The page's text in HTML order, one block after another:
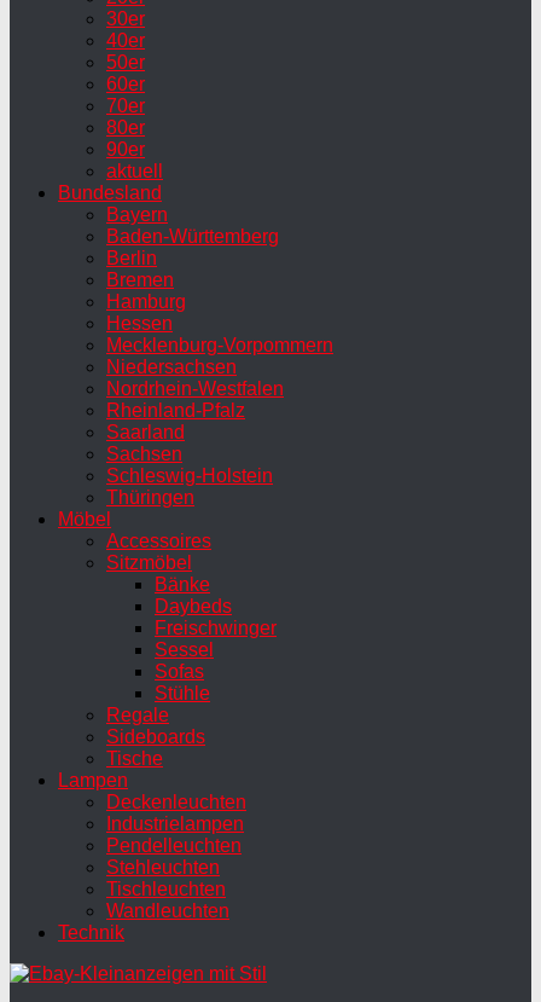
30er
40er
50er
60er
70er
80er
90er
aktuell
Bundesland
Bayern
Baden-Württemberg
Berlin
Bremen
Hamburg
Hessen
Mecklenburg-Vorpommern
Niedersachsen
Nordrhein-Westfalen
Rheinland-Pfalz
Saarland
Sachsen
Schleswig-Holstein
Thüringen
Möbel
Accessoires
Sitzmöbel
Bänke
Daybeds
Freischwinger
Sessel
Sofas
Stühle
Regale
Sideboards
Tische
Lampen
Deckenleuchten
Industrielampen
Pendelleuchten
Stehleuchten
Tischleuchten
Wandleuchten
Technik